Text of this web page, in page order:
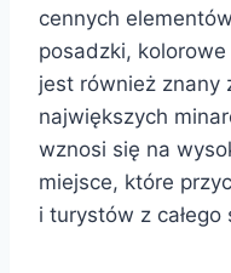
cennych
posadzki,
jest również znany
największych
wznosi się na
miejsce, które
i turystów z całego